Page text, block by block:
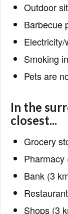
Outdoor
Barbecue
Smoking
Pets are
In the
closest...
Grocery
Pharmacy
Bank (3
Shops (3